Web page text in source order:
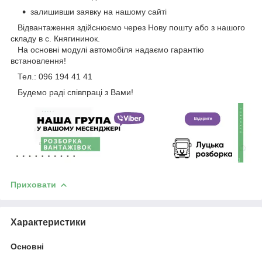
залишивши заявку на нашому сайті
Відвантаження здійснюємо через Нову пошту або з нашого
складу в с. Княгининок.
На основні модулі автомобіля надаємо гарантію
встановлення!
Тел.: 096 194 41 41
Будемо раді співпраці з Вами!
Приховати
Характеристики
Основні